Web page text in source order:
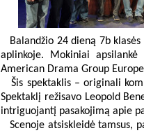
Balandžio 24 dieną 7b
aplinkoje. Mokiniai
American Drama Group
Šis spektaklis – originali
Spektaklį režisavo Leopold
intriguojantį pasakojimą apie
Scenoje atsiskleidė tamsus,